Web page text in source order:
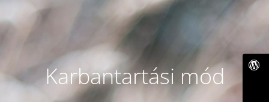
Karbantartási mód